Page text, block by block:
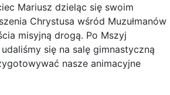
Mariusz dzieląc się swoim
Chrystusa wśród Muzułmanów
misyjną drogą. Po Mszyj
się na salę gimnastyczną
nasze animacyjne